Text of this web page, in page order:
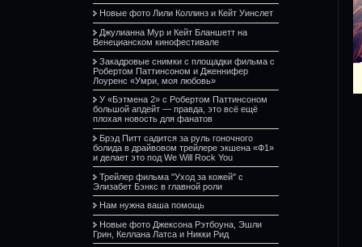
Новые фото Лили Коллинз и Кейт Уинслет
Джулианна Мур и Кейт Бланшетт на
Венецианском кинофестивале
Закадровые снимки с площадки фильма с
Робертом Паттинсоном и Дженнифер
Лоуренс «Умри, моя любовь»
У «Бэтмена 2» с Робертом Паттинсоном
большой апдейт — правда, это всё ещё
плохая новость для фанатов
Брэд Питт садится за руль гоночного
болида в драйвовом трейлере экшена «Ф1»
и делает это под We Will Rock You
Трейлер фильма "Уход за кожей" с
Элизабет Бэнкс в главной роли
Нам нужна ваша помощь
Новые фото Джексона Рэтбоуна, Эшли
Грин, Келлана Латса и Никки Рид